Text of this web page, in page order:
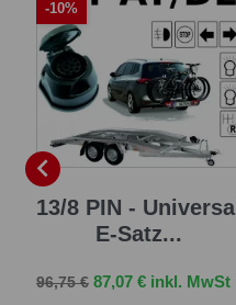

13/8 PIN - Universal
E-Satz...
Verkaufspreis
96,75 € Preis
87,07 € inkl. MwSt
-10%